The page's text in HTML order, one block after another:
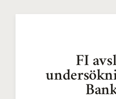
FI